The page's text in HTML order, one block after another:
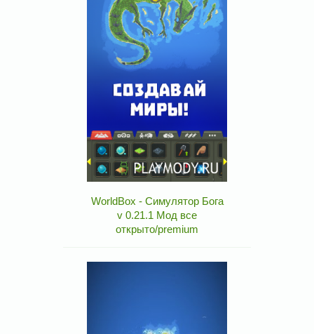
WorldBox - Симулятор Бога
v 0.21.1 Мод все
открыто/premium